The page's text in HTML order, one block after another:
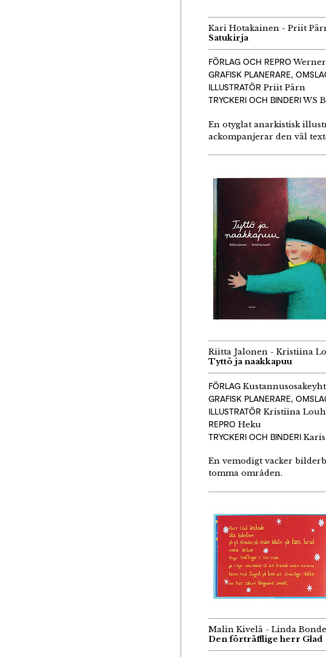
Kari Hotakainen - Priit
Satukirja
FÖRLAG OCH REPRO
GRAFISK PLANERARE,
ILLUSTRATÖR Priit Pärn
TRYCKERI OCH BINDERIWS
En otyglat anarkistisk
ackompanjerar den väl
Riitta Jalonen - Kristiina
Tyttö ja naakkapuu
FÖRLAG
GRAFISK PLANERARE,
ILLUSTRATÖR Kristiina
REPRO Heku
TRYCKERI OCH BINDERI
En vemodigt vacker
tomma områden.
Malin Kivelä - Linda
Den förträfflige herr Glad